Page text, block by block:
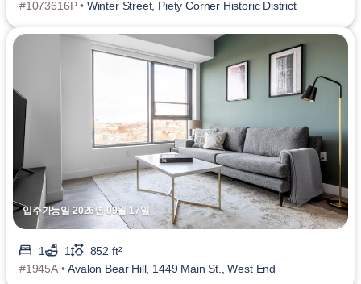
#1073616P • Winter Street, Piety Corner Historic District
입주가능일 2026년 09월 17일
1 1
852 ft²
#1945A •Avalon Bear Hill, 1449 Main St., West End